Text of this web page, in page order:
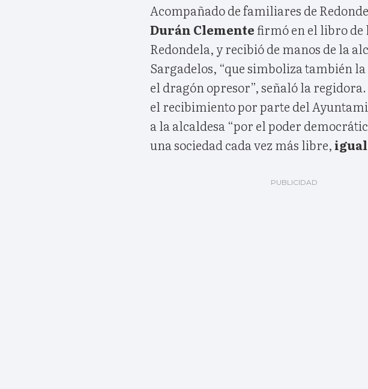
Acompañado de familiares de
Durán Clemente firmó en el libro de
Redondela, y recibió de manos de la
Sargadelos, “que simboliza también
el dragón opresor”, señaló la
el recibimiento por parte del
a la alcaldesa “por el poder
una sociedad cada vez más libre,